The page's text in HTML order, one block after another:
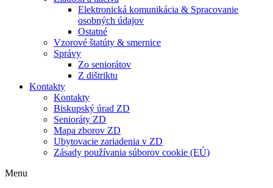
Elektronická komunikácia & Spracovanie
osobných údajov
Ostatné
Vzorové štatúty & smernice
Správy
Zo seniorátov
Z dištriktu
Kontakty
Kontakty
Biskupský úrad ZD
Senioráty ZD
Mapa zborov ZD
Ubytovacie zariadenia v ZD
Zásady používania súborov cookie (EÚ)
Menu